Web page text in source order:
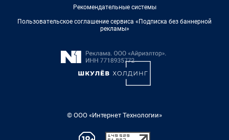
Рекомендательные системы
Пользовательское соглашение сервиса «Подписка без баннерной
рекламы»
© ООО «Интернет Технологии»